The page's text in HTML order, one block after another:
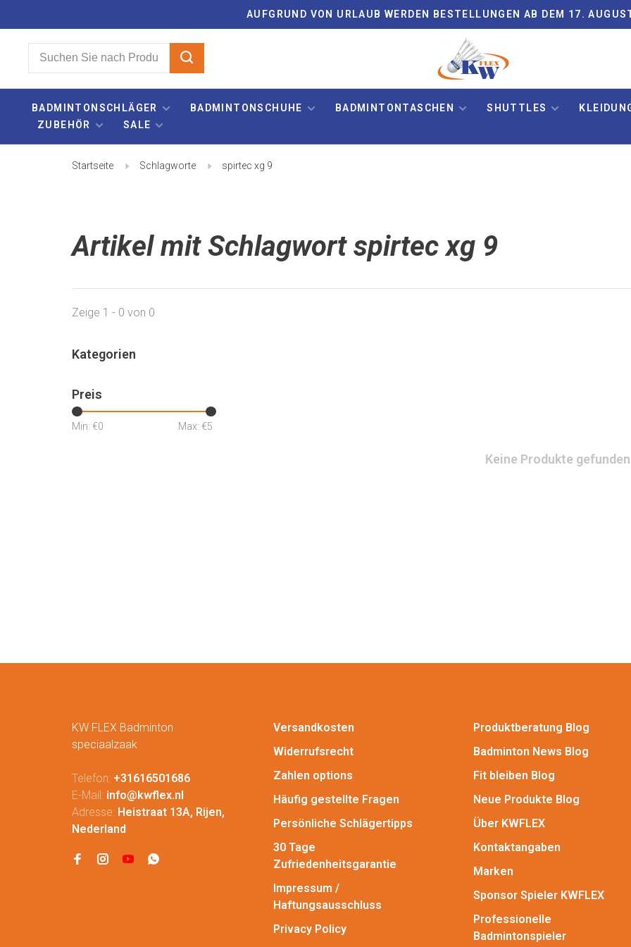
AUFGRUND VON URLAUB WERDEN BESTELLUNGEN AB DEM 17.
BADMINTONSCHLÄGER BADMINTONSCHUHE BADMINTONTASCHEN SHUTTLES
ZUBEHÖR
SALE
Startseite Schlagworte spirtec xg 9
Artikel mit Schlagwort spirtec xg 9
Zeige 1 - 0 von 0
Kategorien
Preis
Min: €0 Max: €5
Keine Produkte
KW FLEX Badminton
speciaalzaak
Telefon: +31616501686
E-Mail: info@kwflex.nl
Adresse: Heistraat 13A, Rijen,
Nederland
Versandkosten
Widerrufsrecht
Zahlen options
Häufig gestellte Fragen
Persönliche Schlägertipps
30 Tage
Zufriedenheitsgarantie
Impressum /
Haftungsausschluss
Privacy Policy
Produktberatung Blog
Badminton News Blog
Fit bleiben Blog
Neue Produkte Blog
Über KWFLEX
Kontaktangaben
Marken
Sponsor Spieler KWFLEX
Professionelle
Badmintonspieler